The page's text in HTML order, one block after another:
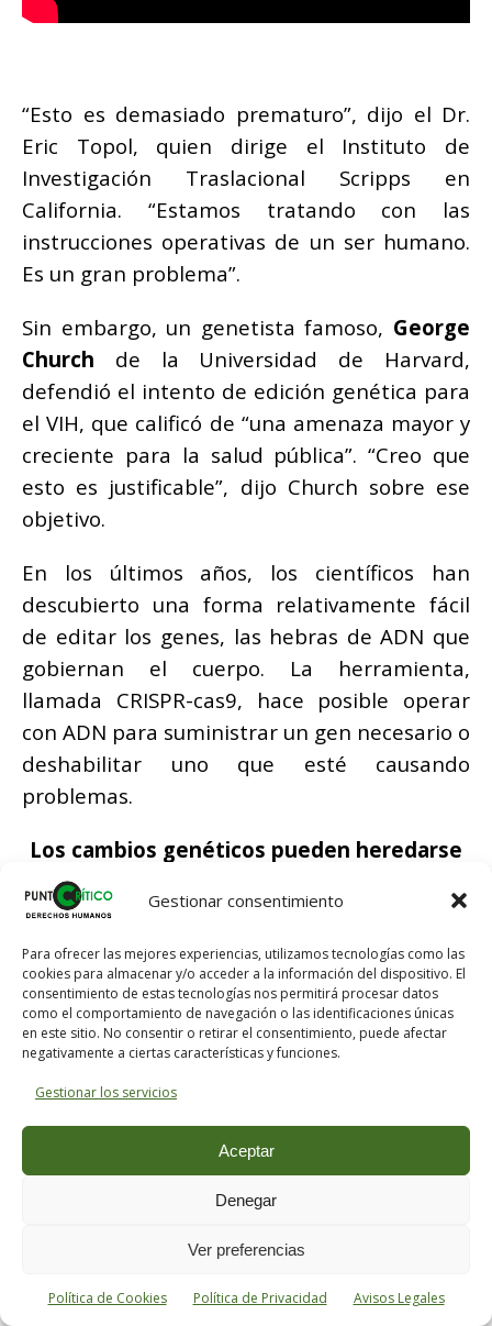
Gestionar consentimiento
Para ofrecer las mejores experiencias, utilizamos tecnologías como las
cookies para almacenar y/o acceder a la información del dispositivo. El
consentimiento de estas tecnologías nos permitirá procesar datos
como el comportamiento de navegación o las identificaciones únicas
en este sitio. No consentir o retirar el consentimiento, puede afectar
negativamente a ciertas características y funciones.
Gestionar los servicios
Aceptar
Denegar
Ver preferencias
Política de Cookies Política de Privacidad Avisos Legales
“Esto es demasiado prematuro”, dijo el Dr.
Eric Topol, quien dirige el Instituto de
Investigación Traslacional Scripps en
California. “Estamos tratando con las
instrucciones operativas de un ser humano.
Es un gran problema”.
Sin embargo, un genetista famoso, George
Church de la Universidad de Harvard,
defendió el intento de edición genética para
el VIH, que calificó de “una amenaza mayor y
creciente para la salud pública”. “Creo que
esto es justificable”, dijo Church sobre ese
objetivo.
En los últimos años, los científicos han
descubierto una forma relativamente fácil
de editar los genes, las hebras de ADN que
gobiernan el cuerpo. La herramienta,
llamada CRISPR-cas9, hace posible operar
con ADN para suministrar un gen necesario o
deshabilitar uno que esté causando
problemas.
Los cambios genéticos pueden heredarse
Solo recientemente se ha probado en
y los cambios se limitan a esa persona. La
edición de espermatozoides, óvulos o
embriones es diferente, los cambios pueden
heredarse. En los EE.UU., no está permitido,
excepto para la investigación de laboratorio.
China prohíbe la clonación humana pero no
edición de genes
He Jiankui estudió en las universidades de
Rice y Stanford en los EE.UU. antes de
laboratorio en la Universidad de Ciencia y